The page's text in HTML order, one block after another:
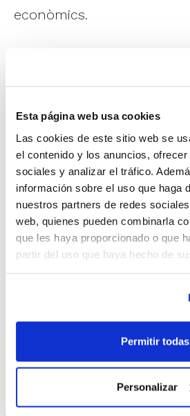
Esta página web usa cookies
Las cookies de este sitio web se
el contenido y los anuncios,
sociales y analizar el tráfico.
información sobre el uso que haga
nuestros partners de redes
web, quienes pueden combinarla
que les haya proporcionado o que
partir del uso que haya hecho de
Permitir todas
Personalizar
econòmics.
de participació d'equips
clubs més afectats en la
ajudant-los així a
activitat esportiva amb
mantindre vives les seues
formació.
favorit i que el bàsquet
via d'esperança i
xiquets i xiquetes.